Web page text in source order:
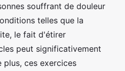
souffrant de douleur
telles que la
le fait d'étirer
peut significativement
plus, ces exercices